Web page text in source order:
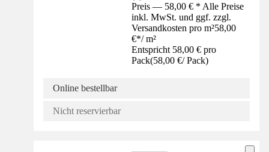
Preis — 58,00 € * Alle Preise
inkl. MwSt. und ggf. zzgl.
Versandkosten pro m²58,00
€*/ m²
Entspricht 58,00 € pro
Pack(58,00 €/ Pack)
Online bestellbar
Nicht reservierbar